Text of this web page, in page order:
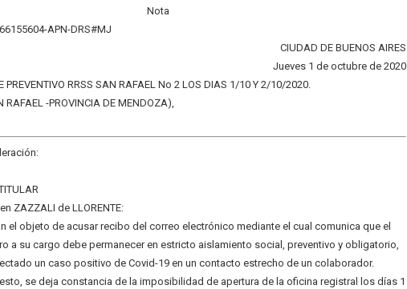
Nota
APN-DRS#MJ
CIUDAD DE BUENOS AIRES
Jueves 1 de octubre de 2020
PREVENTIVO RRSS SAN RAFAEL No 2 LOS DIAS 1/10 Y 2/10/2020.
RAFAEL -PROVINCIA DE MENDOZA),
ZAZZALI de LLORENTE:
el objeto de acusar recibo del correo electrónico mediante el cual comunica que el
a su cargo debe permanecer en estricto aislamiento social, preventivo y obligatorio,
un caso positivo de Covid-19 en un contacto estrecho de un colaborador.
se deja constancia de la imposibilidad de apertura de la oficina registral los días 1